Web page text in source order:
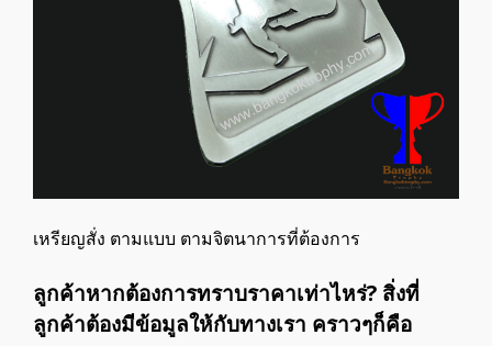
เหรียญสั่ง ตามแบบ ตามจิตนาการที่ต้องการ
ลูกค้าหากต้องการทราบราคาเท่าไหร่? สิ่งที่
ลูกค้าต้องมีข้อมูลให้กับทางเรา คราวๆก็คือ